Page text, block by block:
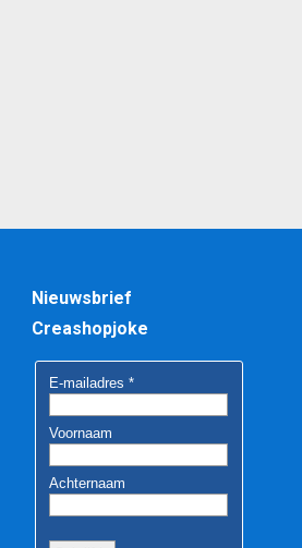
Nieuwsbrief
Creashopjoke